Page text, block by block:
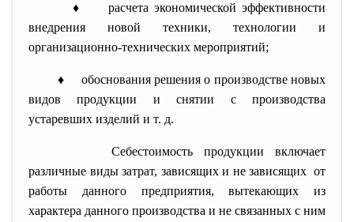
♦ расчета экономической эффективности
внедрения новой техники, технологии и
организационно-технических мероприятий;
♦ обоснования решения о производстве новых
видов продукции и снятии с производства
устаревших изделий и т. д.
Себестоимость продукции включает
различные виды затрат, зависящих и не зависящих от
работы данного предприятия, вытекающих из
характера данного производства и не связанных с ним